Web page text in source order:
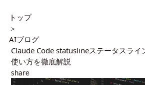
トップ
＞
AIブログ
Claude Code statuslineステータスライ
使い方を徹底解説
share